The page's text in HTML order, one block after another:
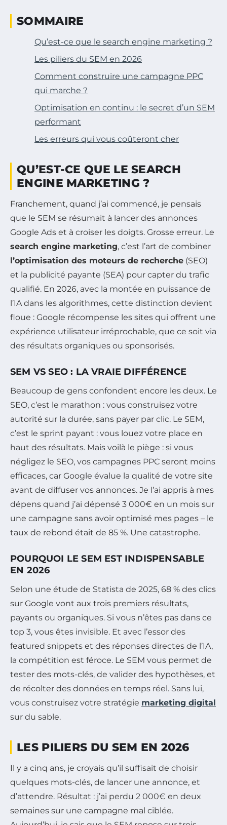
SOMMAIRE
Qu’est-ce que le search engine marketing ?
Les piliers du SEM en 2026
Comment construire une campagne PPC
qui marche ?
Optimisation en continu : le secret d’un SEM
performant
Les erreurs qui vous coûteront cher
QU’EST-CE QUE LE SEARCH
ENGINE MARKETING ?
Franchement, quand j’ai commencé, je pensais
que le SEM se résumait à lancer des annonces
Google Ads et à croiser les doigts. Grosse erreur. Le
search engine marketing, c’est l’art de combiner
l’optimisation des moteurs de recherche (SEO)
et la publicité payante (SEA) pour capter du trafic
qualifié. En 2026, avec la montée en puissance de
l’IA dans les algorithmes, cette distinction devient
floue : Google récompense les sites qui offrent une
expérience utilisateur irréprochable, que ce soit via
des résultats organiques ou sponsorisés.
SEM VS SEO : LA VRAIE DIFFÉRENCE
Beaucoup de gens confondent encore les deux. Le
SEO, c’est le marathon : vous construisez votre
autorité sur la durée, sans payer par clic. Le SEM,
c’est le sprint payant : vous louez votre place en
haut des résultats. Mais voilà le piège : si vous
négligez le SEO, vos campagnes PPC seront moins
efficaces, car Google évalue la qualité de votre site
avant de diffuser vos annonces. Je l’ai appris à mes
dépens quand j’ai dépensé 3 000€ en un mois sur
une campagne sans avoir optimisé mes pages – le
taux de rebond était de 85 %. Une catastrophe.
POURQUOI LE SEM EST INDISPENSABLE
EN 2026
Selon une étude de Statista de 2025, 68 % des clics
sur Google vont aux trois premiers résultats,
payants ou organiques. Si vous n’êtes pas dans ce
top 3, vous êtes invisible. Et avec l’essor des
featured snippets et des réponses directes de l’IA,
la compétition est féroce. Le SEM vous permet de
tester des mots-clés, de valider des hypothèses, et
de récolter des données en temps réel. Sans lui,
vous construisez votre stratégie marketing digital
sur du sable.
LES PILIERS DU SEM EN 2026
Il y a cinq ans, je croyais qu’il suffisait de choisir
quelques mots-clés, de lancer une annonce, et
d’attendre. Résultat : j’ai perdu 2 000€ en deux
semaines sur une campagne mal ciblée.